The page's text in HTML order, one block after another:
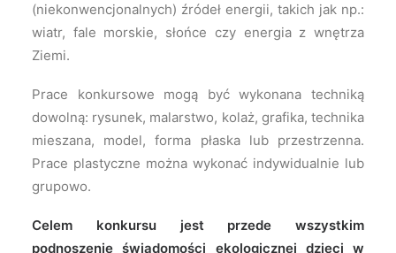
(niekonwencjonalnych) źródeł energii, takich jak np.:
wiatr, fale morskie, słońce czy energia z wnętrza
Ziemi.
Prace konkursowe mogą być wykonana techniką
dowolną: rysunek, malarstwo, kolaż, grafika, technika
mieszana, model, forma płaska lub przestrzenna.
Prace plastyczne można wykonać indywidualnie lub
grupowo.
Celem konkursu jest przede wszystkim
podnoszenie świadomości ekologicznej dzieci w